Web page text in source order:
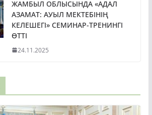
ЖАМБЫЛ ОБЛЫСЫНДА «АДАЛ
АЗАМАТ: АУЫЛ МЕКТЕБІНІҢ
КЕЛЕШЕГІ» СЕМИНАР-ТРЕНИНГІ
ӨТТІ
24.11.2025